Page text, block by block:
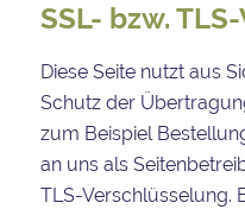
SSL- bzw.
Diese Seite nutzt aus
Schutz der
zum Beispiel
an uns als
TLS-Verschlüsselung.